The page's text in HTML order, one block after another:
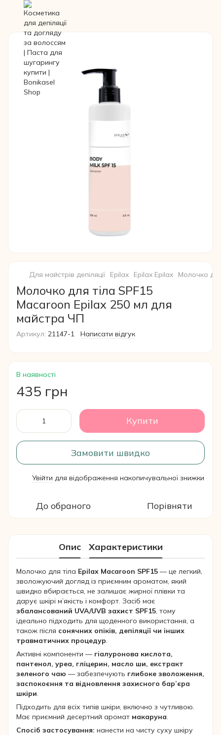
Для майстрів депіляції Epilax Epilax Epilax Молочко
Молочко для тіла SPF15
Macaroon Epilax 250 мл для
майстра ЧП
Артикул: 21147-1 Написати відгук
В наявності
435 грн
Купити
Замовити швидко
Увійти для відображення накопичувальної знижки
До обраного Порівняти
Опис Характеристики
Молочко для тіла Epilax Macaroon SPF15 — це легкий,
зволожуючий догляд із приємним ароматом, який
швидко вбирається, не залишає жирної плівки та
дарує шкірі м’якість і комфорт. Засіб має
збалансований UVA/UVB захист SPF15, тому
ідеально підходить для щоденного використання, а
також після сонячних опіків, депіляції чи інших
травматичних процедур.
Активні компоненти — гіалуронова кислота,
пантенол, уреа, гліцерин, масло ши, екстракт
зеленого чаю — забезпечують глибоке зволоження,
заспокоєння та відновлення захисного бар’єра
шкіри.
Підходить для всіх типів шкіри, включно з чутливою.
Має приємний десертний аромат макаруна.
Спосіб застосування: нанести на чисту суху шкіру